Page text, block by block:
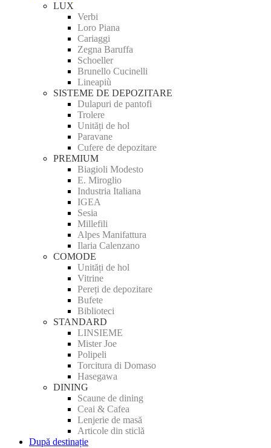
LUX
Verbi
Loro Piana
Cariaggi
Zegna Baruffa
Schoeller
Brunello Cucinelli
Lineapiù
SISTEME DE DEPOZITARE
Dulapuri de pantofi
Trolere
Unități de hol
Paravane
Cufere de depozitare
PREMIUM
Biagioli Modesto
E. Miroglio
Industria Italiana
IGEA
Sesia
Millefili
Alpes Manifattura
Ilaria Calenzano
COMODE
Unități de hol
Vitrine
Pereți de depozitare
Bufete
Biblioteci
STANDARD
LINSIEME
Mister Joe
Polipeli
Torcitura di Domaso
Hasegawa
DINING
Scaune de dining
Ceai & Cafea
Lenjerie de masă
Articole din sticlă
După destinație